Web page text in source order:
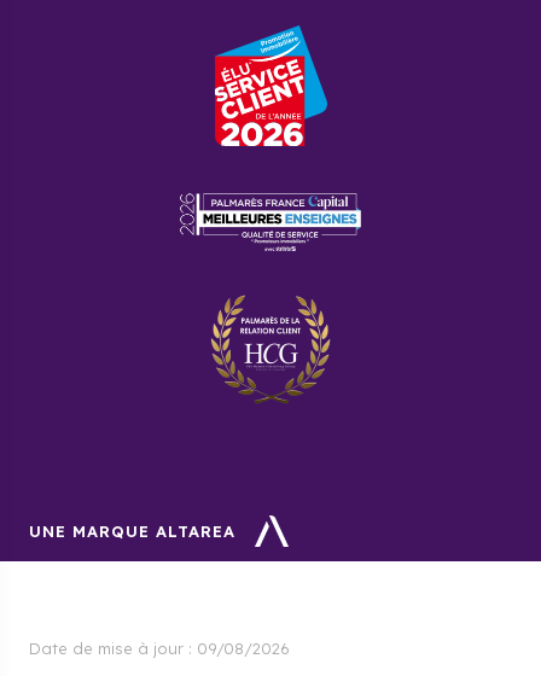
UNE MARQUE ALTAREA
Date de mise à jour : 09/08/2026